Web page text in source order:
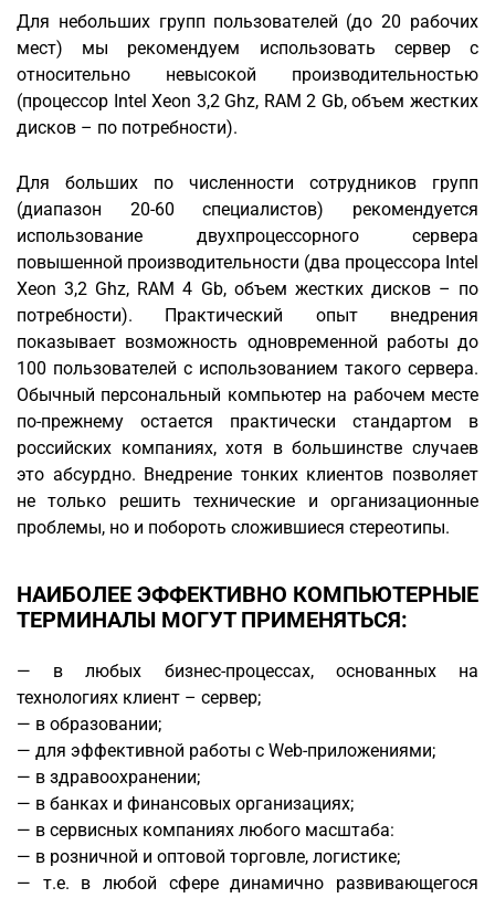
Для небольших групп пользователей (до 20 рабочих
мест) мы рекомендуем использовать сервер с
относительно невысокой производительностью
(процессор Intel Xeon 3,2 Ghz, RAM 2 Gb, объем жестких
дисков – по потребности).
Для больших по численности сотрудников групп
(диапазон 20-60 специалистов) рекомендуется
использование двухпроцессорного сервера
повышенной производительности (два процессора Intel
Xeon 3,2 Ghz, RAM 4 Gb, объем жестких дисков – по
потребности). Практический опыт внедрения
показывает возможность одновременной работы до
100 пользователей с использованием такого сервера.
Обычный персональный компьютер на рабочем месте
по-прежнему остается практически стандартом в
российских компаниях, хотя в большинстве случаев
это абсурдно. Внедрение тонких клиентов позволяет
не только решить технические и организационные
проблемы, но и побороть сложившиеся стереотипы.
НАИБОЛЕЕ ЭФФЕКТИВНО КОМПЬЮТЕРНЫЕ
ТЕРМИНАЛЫ МОГУТ ПРИМЕНЯТЬСЯ:
— в любых бизнес-процессах, основанных на
технологиях клиент – сервер;
— в образовании;
— для эффективной работы с Web-приложениями;
— в здравоохранении;
— в банках и финансовых организациях;
— в сервисных компаниях любого масштаба:
— в розничной и оптовой торговле, логистике;
— т.е. в любой сфере динамично развивающегося